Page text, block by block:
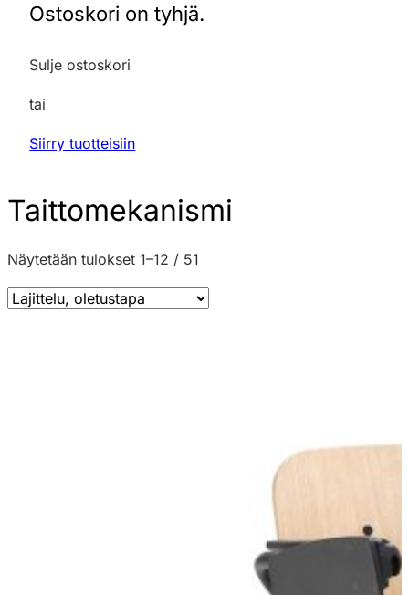
Ostoskori on tyhjä.
Sulje ostoskori
tai
Siirry tuotteisiin
Taittomekanismi
Näytetään tulokset 1–12 / 51